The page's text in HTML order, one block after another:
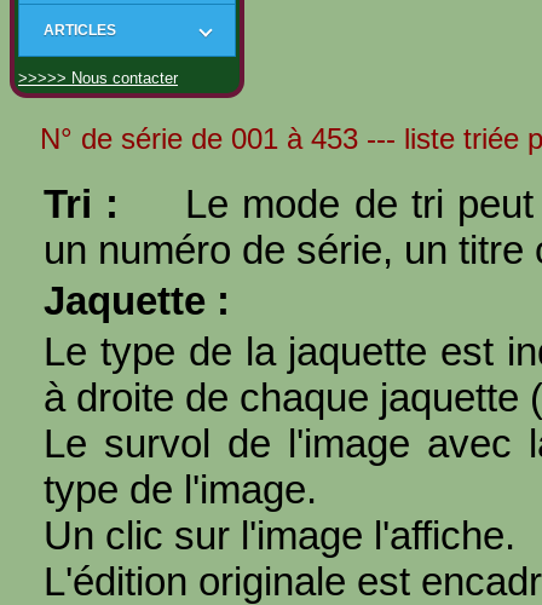
ARTICLES
>>>>> Nous contacter
N° de série de 001 à 453 --- liste triée
Tri :
Le mode de tri
un numéro de série, un titre
Jaquette :
Le type de la jaquette est
à droite de chaque jaquette (
Le survol de l'image avec
type de l'image.
Un clic sur l'image l'affiche.
L'édition originale est